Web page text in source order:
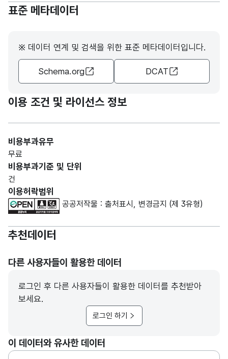
표준 메타데이터
※ 데이터 연계 및 검색을 위한 표준 메타데이터입니다.
Schema.org DCAT
이용 조건 및 라이선스 정보
비용부과유무
무료
비용부과기준 및 단위
건
이용허락범위
공공저작물 : 출처표시, 변경금지 (제 3유형)
추천데이터
다른 사용자들이 활용한 데이터
로그인 후 다른 사용자들이 활용한 데이터를 추천받아
보세요.
로그인 하기
이 데이터와 유사한 데이터